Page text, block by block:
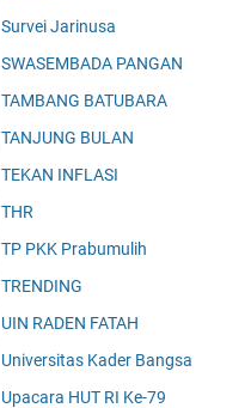
Survei Jarinusa
SWASEMBADA PANGAN
TAMBANG BATUBARA
TANJUNG BULAN
TEKAN INFLASI
THR
TP PKK Prabumulih
TRENDING
UIN RADEN FATAH
Universitas Kader Bangsa
Upacara HUT RI Ke-79